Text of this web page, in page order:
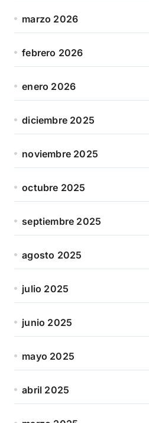
marzo 2026
febrero 2026
enero 2026
diciembre 2025
noviembre 2025
octubre 2025
septiembre 2025
agosto 2025
julio 2025
junio 2025
mayo 2025
abril 2025